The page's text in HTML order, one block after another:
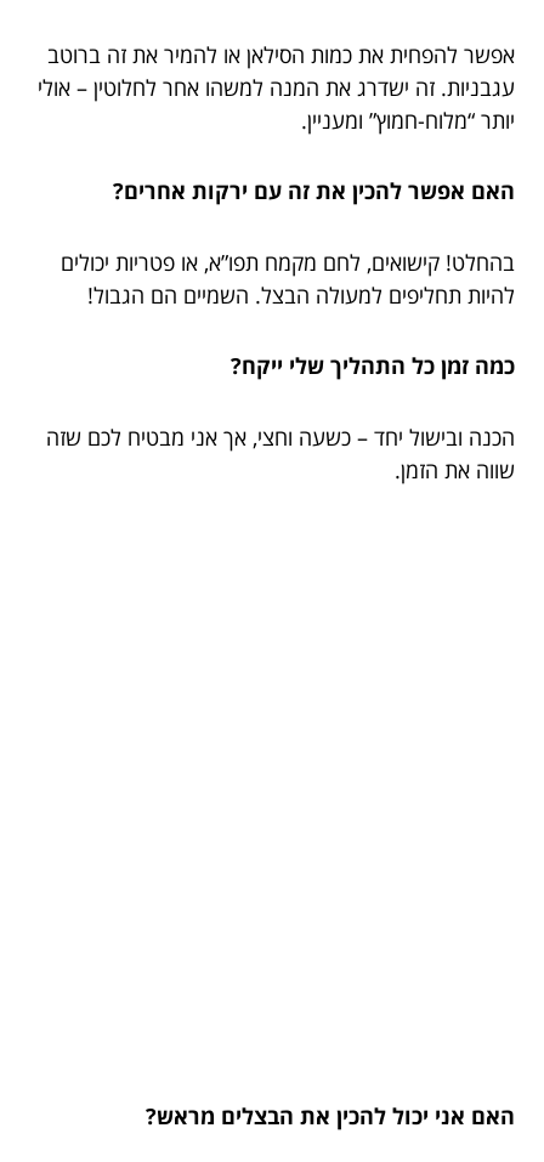
אפשר להפחית את כמות הסילאן או להמיר את זה ברוטב
עגבניות. זה ישדרג את המנה למשהו אחר לחלוטין – אולי
יותר “מלוח-חמוץ” ומעניין.
האם אפשר להכין את זה עם ירקות אחרים?
בהחלט! קישואים, לחם מקמח תפו”א, או פטריות יכולים
להיות תחליפים למעולה הבצל. השמיים הם הגבול!
כמה זמן כל התהליך שלי ייקח?
הכנה ובישול יחד – כשעה וחצי, אך אני מבטיח לכם שזה
שווה את הזמן.
האם אני יכול להכין את הבצלים מראש?